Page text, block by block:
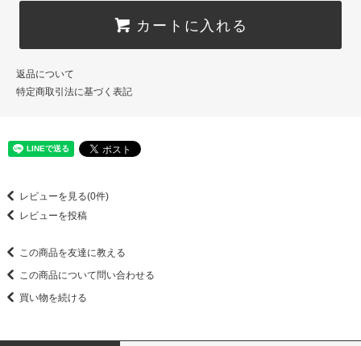
カートに入れる
返品について
特定商取引法に基づく表記
レビューを見る(0件)
レビューを投稿
この商品を友達に教える
この商品について問い合わせる
買い物を続ける